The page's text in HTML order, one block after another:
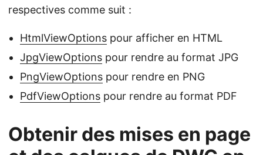
respectives comme suit :
HtmlViewOptions pour afficher en HTML
JpgViewOptions pour rendre au format JPG
PngViewOptions pour rendre en PNG
PdfViewOptions pour rendre au format PDF
Obtenir des mises en page